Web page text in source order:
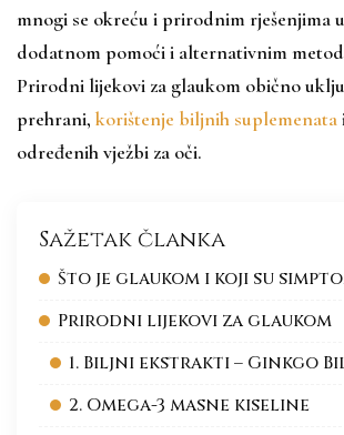
mnogi se okreću i prirodnim rješenjima
dodatnom pomoći i alternativnim
Prirodni lijekovi za glaukom obično
prehrani, korištenje biljnih suplemenata
određenih vježbi za oči.
Sažetak članka
Što je glaukom i koji su
Prirodni lijekovi za glaukom
1. Biljni ekstrakti – Ginkgo
2. Omega-3 masne kiseline